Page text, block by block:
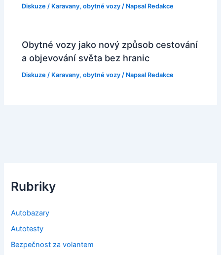
Diskuze / Karavany, obytné vozy / Napsal Redakce
Obytné vozy jako nový způsob cestování
a objevování světa bez hranic
Diskuze / Karavany, obytné vozy / Napsal Redakce
Rubriky
Autobazary
Autotesty
Bezpečnost za volantem